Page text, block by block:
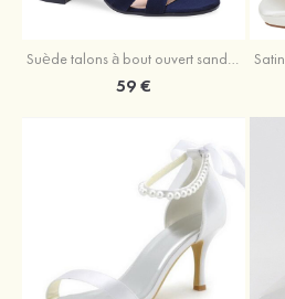
Suède talons à bout ouvert sandales talon bottier fête et soirée chaussures
59 €